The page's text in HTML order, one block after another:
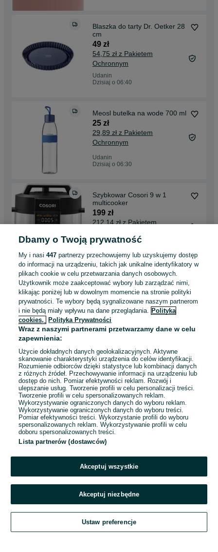
Blaszka do tarty Dr. Oetker 28
cm
49 zł
54,75 zł z Pakietem
Ochronnym
Udanin
Dzisiaj o 06:40
Meosl butelka na wode 700 ml
25 zł
29,89 zł z Pakietem
Ochronnym
Udanin
Dzisiaj o 06:30
Szybkowar Cosori 9 w 1
multicooker
199 zł
212,14 zł z Pakietem
Udanin
06 sierpnia 2026
Kostium szkielet męski L/XL
60 zł
65,60 zł z Pakietem
Ochronnym
Udanin
06 sierpnia 2026
1 2 3 ... 116
Zadzwoń / SMS
Szukaj Obserwujesz Dodaj Czat Konto
Dbamy o Twoją prywatność
My i nasi447 partnerzy przechowujemy lub uzyskujemy dostęp
do informacji na urządzeniu, takich jak unikalne identyfikatory w
plikach cookie w celu przetwarzania danych osobowych.
Użytkownik może zaakceptować wybory lub zarządzać nimi,
klikając poniżej lub w dowolnym momencie na stronie polityki
prywatności. Te wybory będą sygnalizowane naszym partnerom
i nie będą miały wpływu na dane przeglądania. Polityka
cookies,
Polityka Prywatności
Wraz z naszymi partnerami przetwarzamy dane w celu
zapewnienia:
Użycie dokładnych danych geolokalizacyjnych. Aktywne
skanowanie charakterystyki urządzenia do celów identyfikacji.
Rozumienie odbiorców dzięki statystyce lub kombinacji danych
z różnych źródeł. Przechowywanie informacji na urządzeniu lub
dostęp do nich. Pomiar efektywności reklam. Rozwój i
ulepszanie usług. Tworzenie profili w celu personalizacji treści.
Tworzenie profili w celu spersonalizowanych reklam.
Wykorzystywanie ograniczonych danych do wyboru reklam.
Wykorzystywanie ograniczonych danych do wyboru treści.
Pomiar efektywności treści. Wykorzystanie profili do wyboru
spersonalizowanych reklam. Wykorzystywanie profili w celu
doboru spersonalizowanych treści.
Lista partnerów (dostawców)
Akceptuj wszystkie
Akceptuj niezbędne
Ustaw preferencje